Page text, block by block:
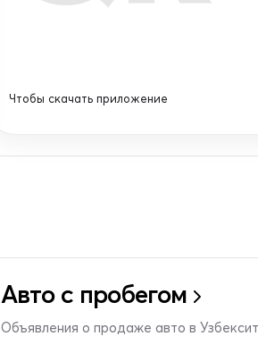
Чтобы скачать приложение
Авто с пробегом
Объявления о продаже авто в